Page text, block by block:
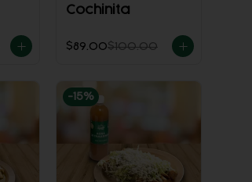
Cochinita
$89.00$100.00
-15%